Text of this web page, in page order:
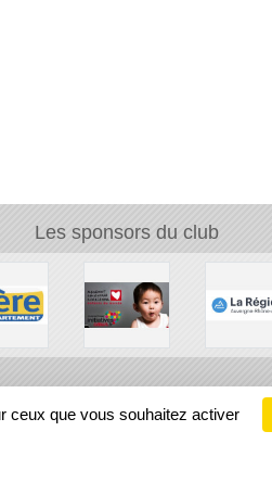
Les sponsors du club
ceux que vous souhaitez activer